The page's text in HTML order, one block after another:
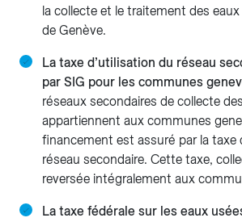
la collecte et le traitement des
de Genève.
La taxe d’utilisation du réseau
par SIG pour les communes
réseaux secondaires de collecte
appartiennent aux communes
financement est assuré par la taxe
réseau secondaire. Cette taxe,
reversée intégralement aux
La taxe fédérale sur les eaux